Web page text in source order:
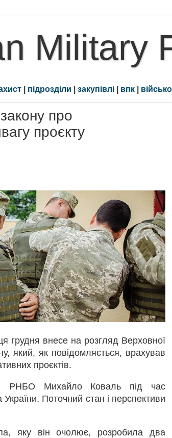
Military
| підрозділи | закупівлі | впк |
про
проєкту
грудня внесе на розгляд Верховної
який, як повідомляється, врахував
проєктів.
РНБО Михайло Коваль під час
Поточний стан і перспективи
яку він очолює, розробила два